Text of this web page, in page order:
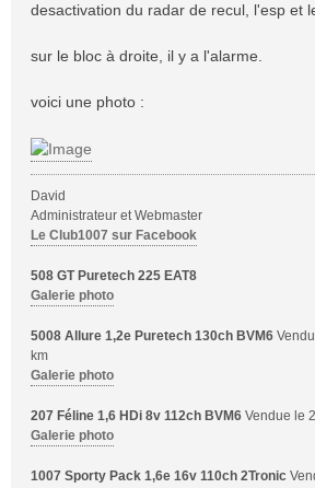
e
desactivation du radar de recul, l'esp et
sur le bloc à droite, il y a l'alarme.
voici une photo :
David
Administrateur et Webmaster
Le Club1007 sur Facebook
508 GT Puretech 225 EAT8
Galerie photo
5008 Allure 1,2e Puretech 130ch BVM6
km
Galerie photo
207 Féline 1,6 HDi 8v 112ch BVM6 Vendue le
Galerie photo
1007 Sporty Pack 1,6e 16v 110ch 2Tronic